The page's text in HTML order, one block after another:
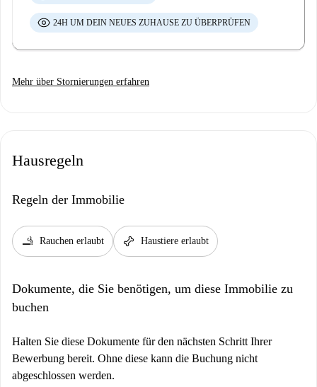
24H UM DEIN NEUES ZUHAUSE ZU ÜBERPRÜFEN
Mehr über Stornierungen erfahren
Hausregeln
Regeln der Immobilie
smoking_rooms Rauchen erlaubt pet_supplies Haustiere erlaubt
Dokumente, die Sie benötigen, um diese Immobilie zu
buchen
Halten Sie diese Dokumente für den nächsten Schritt Ihrer
Bewerbung bereit. Ohne diese kann die Buchung nicht
abgeschlossen werden.